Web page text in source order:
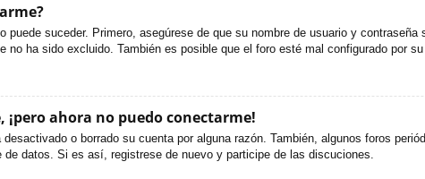
puede suceder. Primero, asegúrese de que su nombre de usuario y
no ha sido excluido. También es posible que el foro esté mal configurado por
ahora no puedo conectarme!
o borrado su cuenta por alguna razón. También, algunos foros
de datos. Si es así, registrese de nuevo y participe de las discuciones.